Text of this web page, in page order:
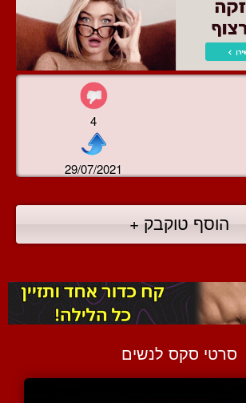
4
29/07/2021
הוסף טוקבק +
סרטי סקס לנשים